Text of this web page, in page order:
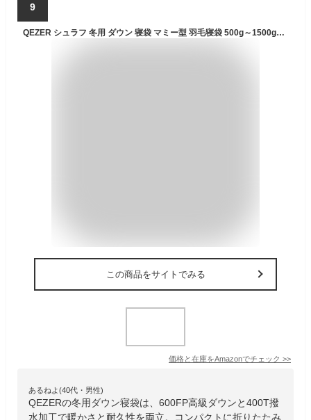
9
QEZER シュラフ 冬用 ダウン 寝袋 マミー型 羽毛寝袋 500g～1500g充填 コンパクト 600FP高級ダウン 400T撥水加工 2人用に連結可能 アウトドア キャンプ 登山 車中泊 防災用
この商品をサイトでみる
価格と在庫をAmazonでチェック >>
あるねよ(40代・男性)
QEZERの冬用ダウン寝袋は、600FP高級ダウンと400T撥
水加工で暖かさと耐久性を両立。コンパクトに折りたたみ